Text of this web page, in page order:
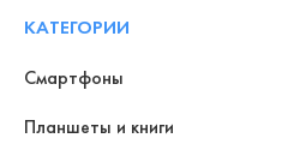
КАТЕГОРИИ
Смартфоны
Планшеты и книги